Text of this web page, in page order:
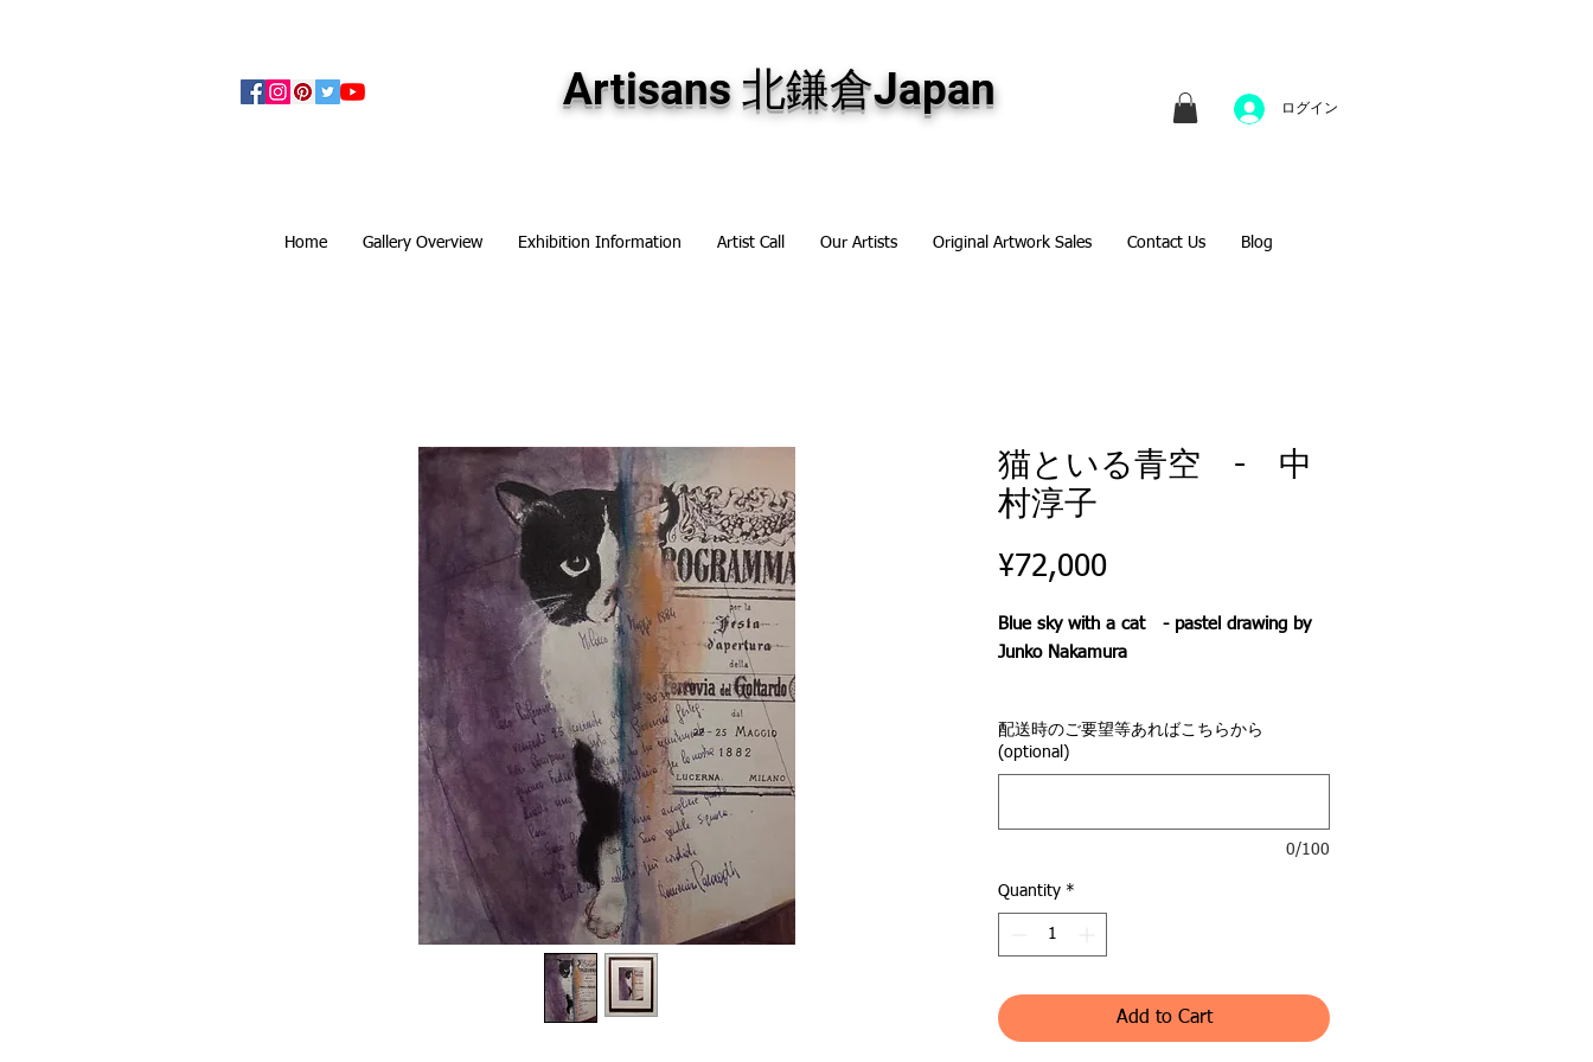
Artisans 北鎌倉Japan ログイン
Home Gallery Overview Exhibition Information Artist Call Our Artists Original Artwork Sales Contact Us Blog
猫といる青空 - 中
村淳子
¥72,000Price
Blue sky with a cat - pastel drawing by
Junko Nakamura
その猫にある日突然思いもかけない出来
お腹を撫でてくれる大切なひとがいなく
なったのだ。
もう2度と会えない事を悟ったチェロ。
その日からチェロは人前では身体を半分
隠してドアの向こうから
配送時のご要望等あればこちらから
(optional)
0/100
Quantity *
Add to Cart